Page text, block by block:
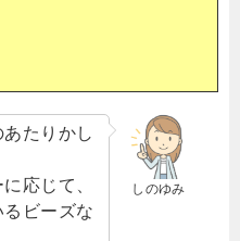
しのゆみ
たりかし
応じて、
ビーズな